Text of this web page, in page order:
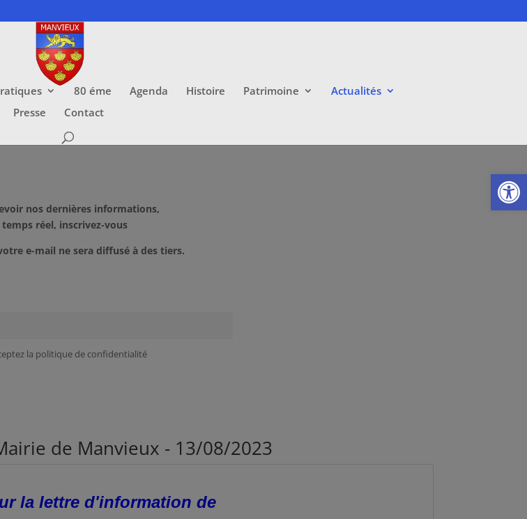
Ouvrir
80 éme Agenda Histoire Patrimoine
Actualités
Presse
Contact
nos dernières informations,
temps réel, inscrivez-vous
e-mail ne sera diffusé à des tiers.
la politique de confidentialité
de Manvieux - 13/08/2023